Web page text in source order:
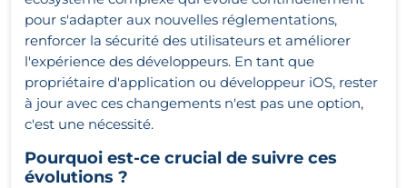
pour s'adapter aux nouvelles réglementations,
renforcer la sécurité des utilisateurs et améliorer
l'expérience des développeurs. En tant que
propriétaire d'application ou développeur iOS, rester
à jour avec ces changements n'est pas une option,
c'est une nécessité.
Pourquoi est-ce crucial de suivre ces
évolutions ?